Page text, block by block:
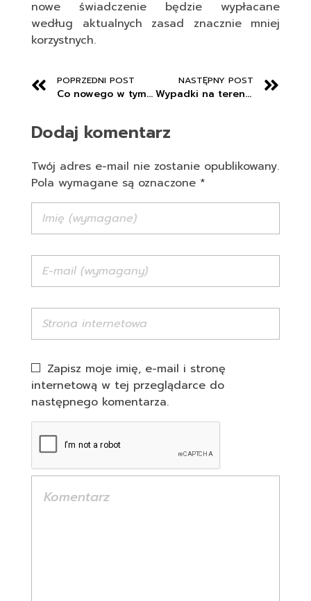
nowe świadczenie będzie wypłacane
według aktualnych zasad znacznie mniej
korzystnych.
POPRZEDNI POST
Co nowego w tym tygodniu?
NASTĘPNY POST
Wypadki na terenie szkoły – procedury.
Dodaj komentarz
Twój adres e-mail nie zostanie opublikowany.
Pola wymagane są oznaczone *
Zapisz moje imię, e-mail i stronę
internetową w tej przeglądarce do
następnego komentarza.